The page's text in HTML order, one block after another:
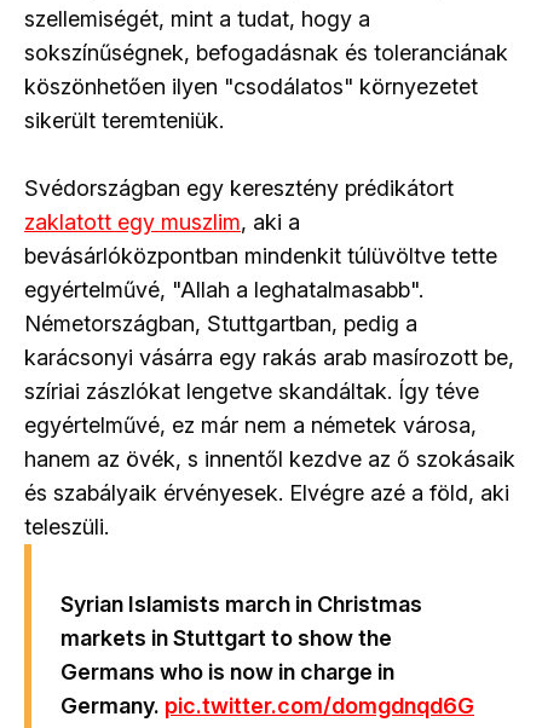
szellemiségét, mint a tudat, hogy a
sokszínűségnek, befogadásnak és toleranciának
köszönhetően ilyen "csodálatos" környezetet
sikerült teremteniük.
Svédországban egy keresztény prédikátort
zaklatott egy muszlim, aki a
bevásárlóközpontban mindenkit túlüvöltve tette
egyértelművé, "Allah a leghatalmasabb".
Németországban, Stuttgartban, pedig a
karácsonyi vásárra egy rakás arab masírozott be,
szíriai zászlókat lengetve skandáltak. Így téve
egyértelművé, ez már nem a németek városa,
hanem az övék, s innentől kezdve az ő szokásaik
és szabályaik érvényesek. Elvégre azé a föld, aki
teleszüli.
Syrian Islamists march in Christmas
markets in Stuttgart to show the
Germans who is now in charge in
Germany. pic.twitter.com/domgdnqd6G